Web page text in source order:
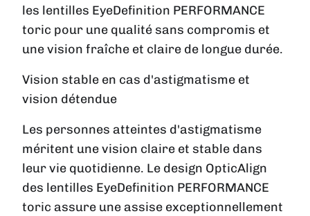
les lentilles EyeDefinition PERFORMANCE
toric pour une qualité sans compromis et
une vision fraîche et claire de longue durée.
Vision stable en cas d'astigmatisme et
vision détendue
Les personnes atteintes d'astigmatisme
méritent une vision claire et stable dans
leur vie quotidienne. Le design OpticAlign
des lentilles EyeDefinition PERFORMANCE
toric assure une assise exceptionnellement